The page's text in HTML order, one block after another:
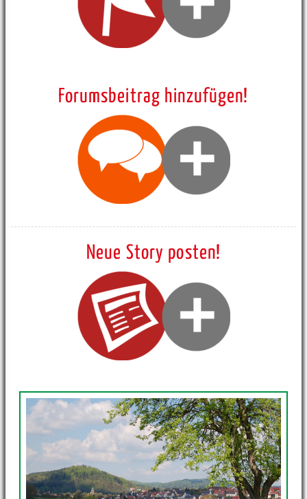
Forumsbeitrag hinzufügen!
Neue Story posten!